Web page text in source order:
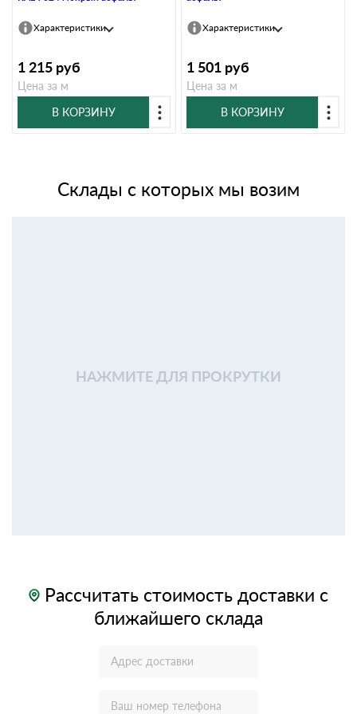
Характеристики
1 215 руб
Цена за м
В КОРЗИНУ
Характеристики
1 501 руб
Цена за м
В КОРЗИНУ
Склады с которых мы возим
НАЖМИТЕ ДЛЯ ПРОКРУТКИ
Рассчитать стоимость доставки с
ближайшего склада